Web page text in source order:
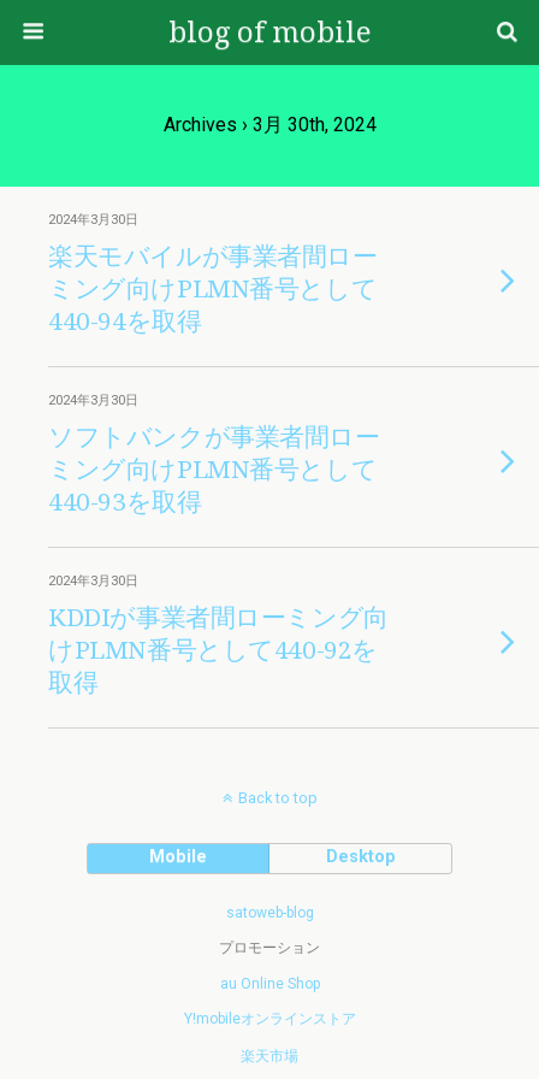
blog of mobile
Archives › 3月 30th, 2024
2024年3月30日
楽天モバイルが事業者間ロー
ミング向けPLMN番号として
440-94を取得
2024年3月30日
ソフトバンクが事業者間ロー
ミング向けPLMN番号として
440-93を取得
2024年3月30日
KDDIが事業者間ローミング向
けPLMN番号として440-92を
取得
Back to top
Mobile Desktop
satoweb-blog
プロモーション
au Online Shop
Y!mobileオンラインストア
楽天市場